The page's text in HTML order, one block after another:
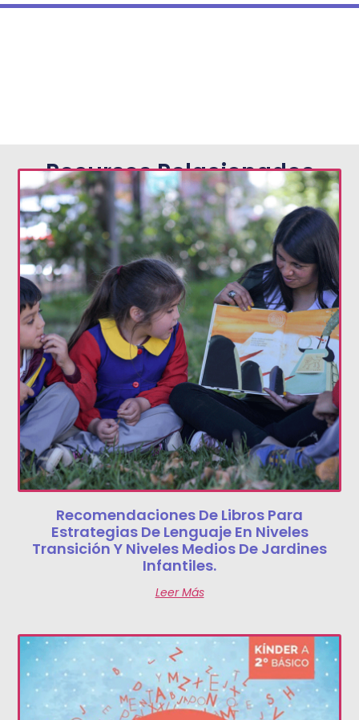
Recursos Relacionados
Recomendaciones De Libros Para
Estrategias De Lenguaje En Niveles
Transición Y Niveles Medios De Jardines
Infantiles.
Leer Más